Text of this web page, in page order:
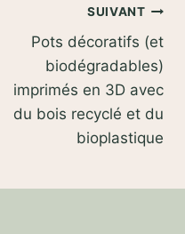
SUIVANT
Pots décoratifs (et
biodégradables)
imprimés en 3D avec
du bois recyclé et du
bioplastique